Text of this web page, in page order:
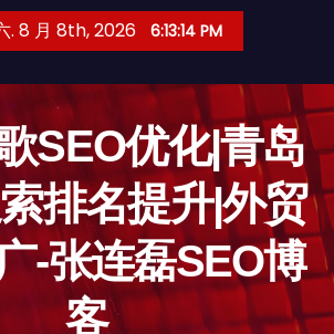
. 8 月 8th, 2026 6:13:15 PM
SEO优化|青岛
排名提升|外贸
-张连磊SEO博
客